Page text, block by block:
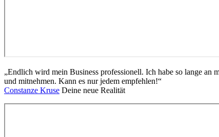
„Endlich wird mein Business professionell. Ich habe so lange
und mitnehmen. Kann es nur jedem empfehlen!“
Constanze Kruse Deine neue Realität